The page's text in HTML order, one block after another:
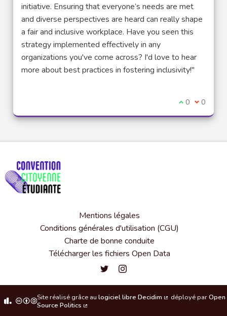
initiative. Ensuring that everyone’s needs are met
and diverse perspectives are heard can really shape
a fair and inclusive workplace. Have you seen this
strategy implemented effectively in any
organizations you've come across? I'd love to hear
more about best practices in fostering inclusivity!"
Je suis
0 Je ne
0
Mentions légales
Conditions générales d'utilisation (CGU)
Charte de bonne conduite
Télécharger les fichiers Open Data
Convention citoyenne étudiante
Convention citoyenne
Site réalisé grâce au logiciel libre Decidim
(Lien externe)
déployé parOpen
Source Politics